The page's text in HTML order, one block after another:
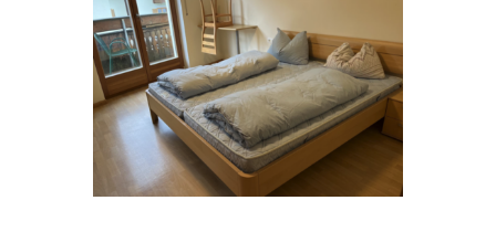
Ab130,-
pro Nacht